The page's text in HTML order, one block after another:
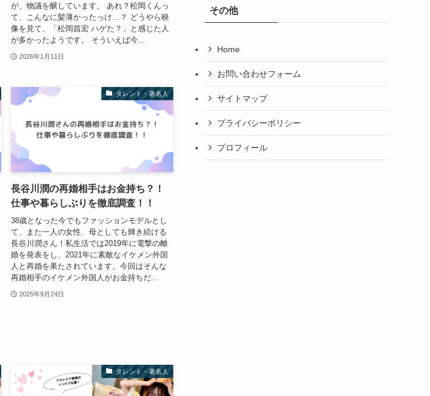
が、物議を醸しています。 あれ？松岡くんっ
て、こんなに髪薄かったっけ…？ どうやら映
像を見て、「松岡昌宏 ハゲた？」と感じた人
が多かったようです。 そういえば今...
2026年1月11日
タレント・著名人
長谷川潤の再婚相手はお金持ち？！
仕事や暮らしぶりを徹底調査！！
38歳となった今でもファッションモデルとし
て、また一人の女性、母としても輝き続ける
長谷川潤さん！私生活では2019年に電撃の離
婚を発表をし、2021年に素敵なイケメン外国
人と再婚を果たされています。今回はそんな
再婚相手のイケメン外国人がお金持ちだ...
2025年9月24日
タレント・著名人
その他
Home
お問い合わせフォーム
サイトマップ
プライバシーポリシー
プロフィール